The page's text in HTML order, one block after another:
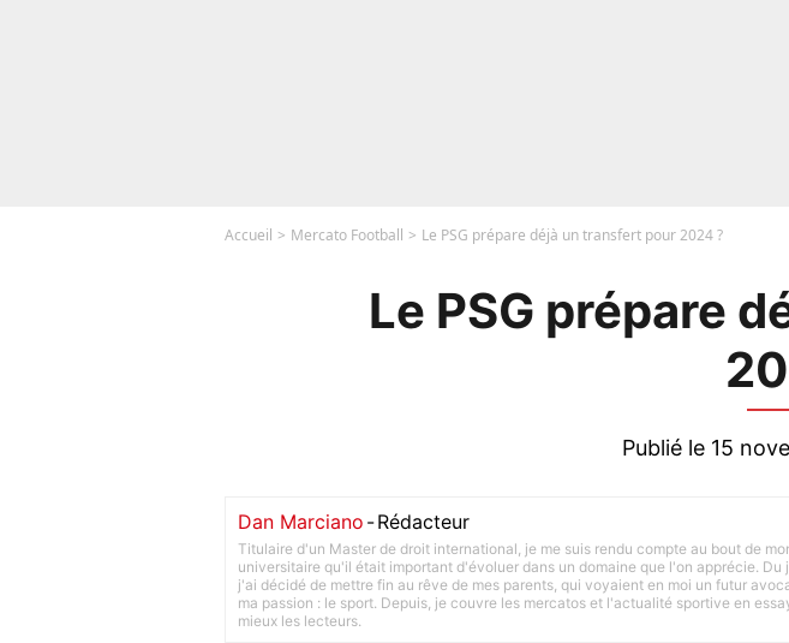
Accueil Mercato Football Le PSG prépare déjà un transfert pour 2024 ?
Le PSG prépare
Publié le 15
Dan Marciano -Rédacteur
Titulaire d'un Master de droit international, je me suis rendu compte au bout de
universitaire qu'il était important d'évoluer dans un domaine que l'on apprécie. Du
j'ai décidé de mettre fin au rêve de mes parents, qui voyaient en moi un futur
ma passion : le sport. Depuis, je couvre les mercatos et l'actualité sportive en
mieux les lecteurs.